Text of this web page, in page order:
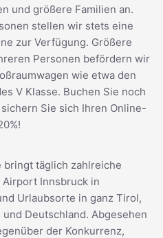
und größere Familien an.
stellen wir stets eine
zur Verfügung. Größere
Personen befördern wir
wie etwa den
V Klasse. Buchen Sie noch
Sie sich Ihren Online-
bringt täglich zahlreiche
Innsbruck in
Urlaubsorte in ganz Tirol,
Deutschland. Abgesehen
der Konkurrenz,